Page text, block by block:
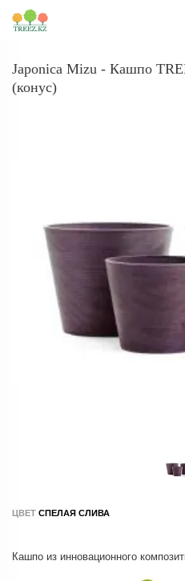
Japonica Mizu - Кашпо
(конус)
ЦВЕТ СПЕЛАЯ СЛИВА